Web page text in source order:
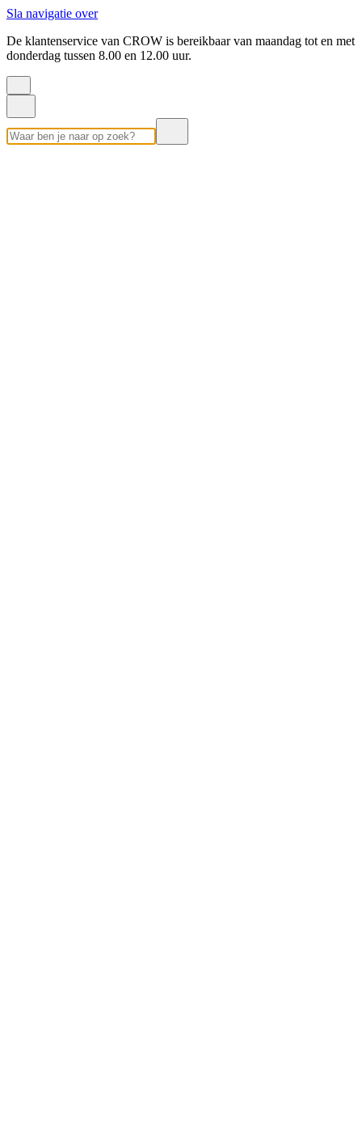
Sla navigatie over
De klantenservice van CROW is bereikbaar van maandag tot en met
donderdag tussen 8.00 en 12.00 uur.